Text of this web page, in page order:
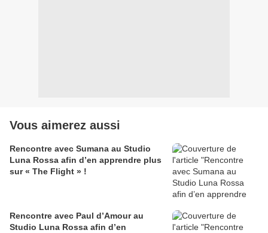
Vous aimerez aussi
Rencontre avec Sumana au Studio
Luna Rossa afin d’en apprendre plus
sur « The Flight » !
Rencontre avec Paul d’Amour au
Studio Luna Rossa afin d’en